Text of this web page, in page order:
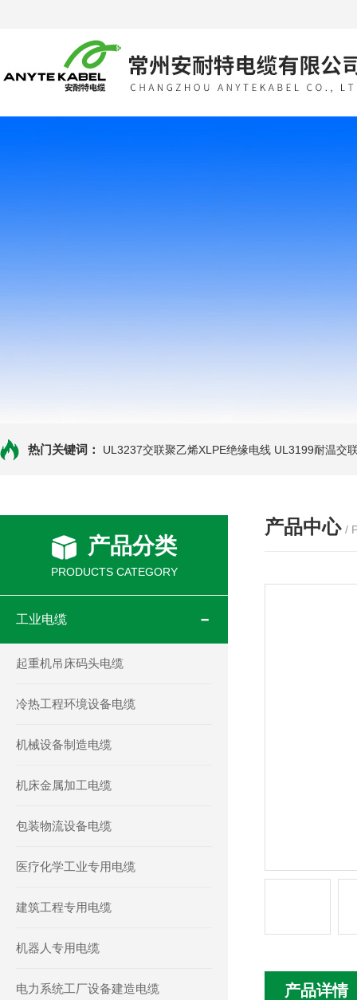
热门关键词： UL3237交联聚乙烯XLPE绝缘电线 UL3199耐温交
产品分类
PRODUCTS CATEGORY
工业电缆
起重机吊床码头电缆
冷热工程环境设备电缆
机械设备制造电缆
机床金属加工电缆
包装物流设备电缆
医疗化学工业专用电缆
建筑工程专用电缆
机器人专用电缆
电力系统工厂设备建造电缆
产品中心 /
产品详情